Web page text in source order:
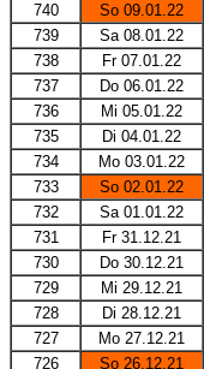
740
So 09.01.22
739
Sa 08.01.22
738
Fr 07.01.22
737
Do 06.01.22
736
Mi 05.01.22
735
Di 04.01.22
734
Mo 03.01.22
733
So 02.01.22
732
Sa 01.01.22
731
Fr 31.12.21
730
Do 30.12.21
729
Mi 29.12.21
728
Di 28.12.21
727
Mo 27.12.21
726
So 26.12.21